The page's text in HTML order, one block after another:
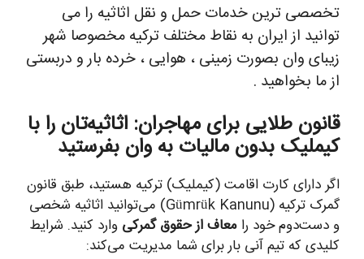
تخصصی ترین خدمات حمل و نقل اثاثیه را می
توانید از ایران به نقاط مختلف ترکیه مخصوصا شهر
زیبای وان بصورت زمینی ، هوایی ، خرده بار و دربستی
از ما بخواهید .
قانون طلایی برای مهاجران: اثاثیه‌تان را با
کیملیک بدون مالیات به وان بفرستید
اگر دارای کارت اقامت (کیملیک) ترکیه هستید، طبق قانون
گمرک ترکیه (Gümrük Kanunu) می‌توانید اثاثیه شخصی
و دست‌دوم خود را معاف از حقوق گمرکی وارد کنید. شرایط
کلیدی که تیم آنی بار برای شما مدیریت می‌کند: